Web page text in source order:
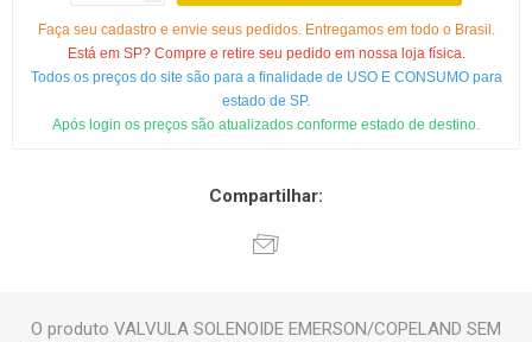
Faça seu cadastro e envie seus pedidos. Entregamos em todo o Brasil.
Está em SP? Compre e retire seu pedido em nossa loja física.
Todos os preços do site são para a finalidade de USO E CONSUMO para
estado de SP.
Após login os preços são atualizados conforme estado de destino.
Compartilhar:
O produto VALVULA SOLENOIDE EMERSON/COPELAND SEM